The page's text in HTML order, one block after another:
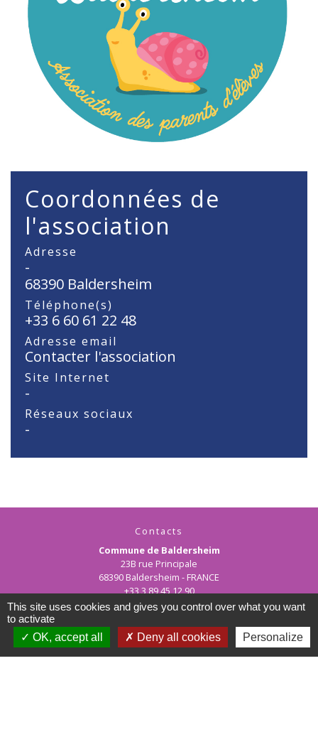
Coordonnées de
l'association
Adresse
-
68390 Baldersheim
Téléphone(s)
+33 6 60 61 22 48
Adresse email
Contacter l'association
Site Internet
-
Réseaux sociaux
-
Contacts
Commune de Baldersheim
23B rue Principale
68390 Baldersheim - FRANCE
+33 3 89 45 12 90
Contact par formulaire
Horaires d'ouverture de la mairie :
This site uses cookies and gives you control over what you want
to activate
OK, accept all
Deny all cookies Personalize